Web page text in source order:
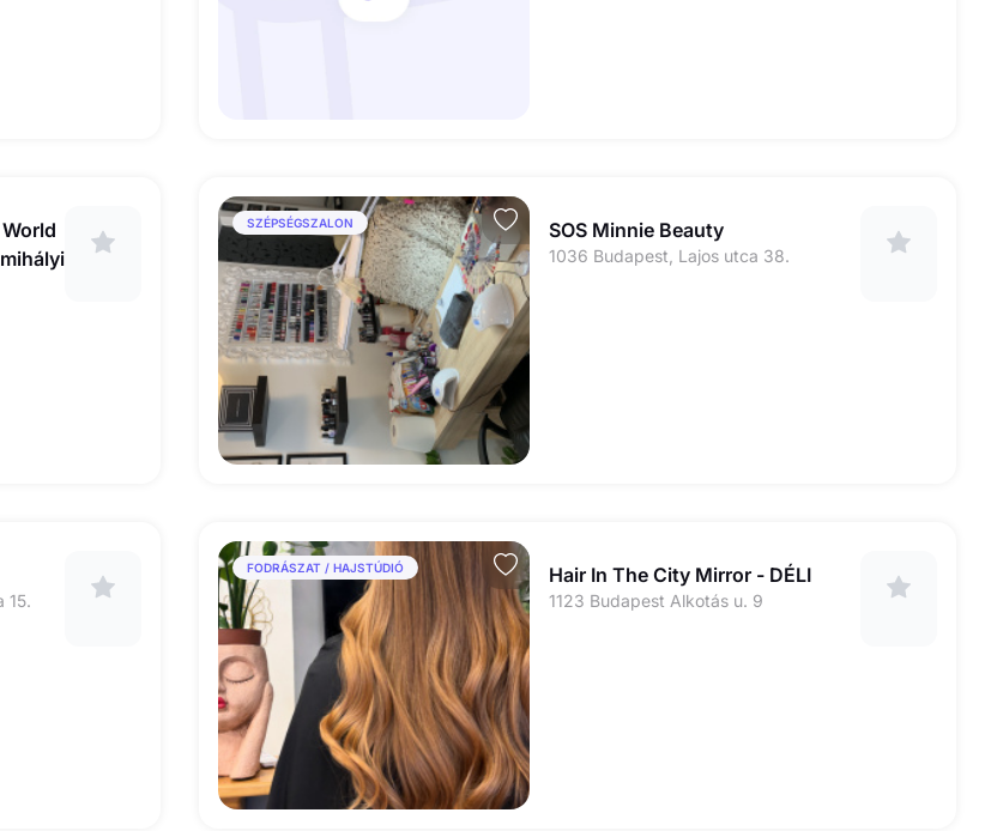
SZÉPSÉGSZALON SOS Minnie Beauty
1036 Budapest, Lajos utca 38.
15.
FODRÁSZAT / HAJSTÚDIÓ Hair In The City Mirror - DÉLI
1123 Budapest Alkotás u. 9